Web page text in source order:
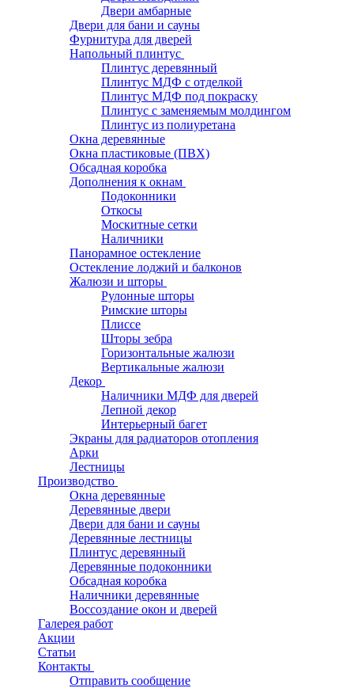
Двери амбарные
Двери для бани и сауны
Фурнитура для дверей
Напольный плинтус
Плинтус деревянный
Плинтус МДФ с отделкой
Плинтус МДФ под покраску
Плинтус с заменяемым молдингом
Плинтус из полиуретана
Окна деревянные
Окна пластиковые (ПВХ)
Обсадная коробка
Дополнения к окнам
Подоконники
Откосы
Москитные сетки
Наличники
Панорамное остекление
Остекление лоджий и балконов
Жалюзи и шторы
Рулонные шторы
Римские шторы
Плиссе
Шторы зебра
Горизонтальные жалюзи
Вертикальные жалюзи
Декор
Наличники МДФ для дверей
Лепной декор
Интерьерный багет
Экраны для радиаторов отопления
Арки
Лестницы
Производство
Окна деревянные
Деревянные двери
Двери для бани и сауны
Деревянные лестницы
Плинтус деревянный
Деревянные подоконники
Обсадная коробка
Наличники деревянные
Воссоздание окон и дверей
Галерея работ
Акции
Статьи
Контакты
Отправить сообщение